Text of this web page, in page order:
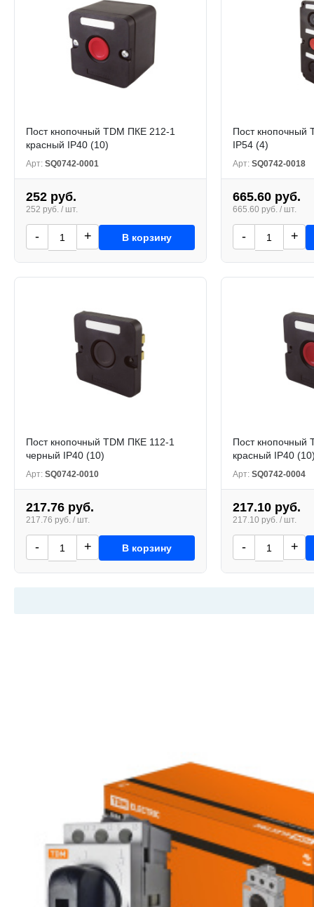
Пост кнопочный TDM ПКЕ 212-1
красный IP40 (10)
Арт: SQ0742-0001
252 руб.
252 руб. / шт.
- + В корзину
Пост кнопочный
IP54 (4)
Арт: SQ0742-0018
665.60 руб.
665.60 руб. / шт.
- +
Пост кнопочный TDM ПКЕ 112-1
черный IP40 (10)
Арт: SQ0742-0010
217.76 руб.
217.76 руб. / шт.
- + В корзину
Пост кнопочный
красный IP40
Арт: SQ0742-0004
217.10 руб.
217.10 руб. / шт.
- +